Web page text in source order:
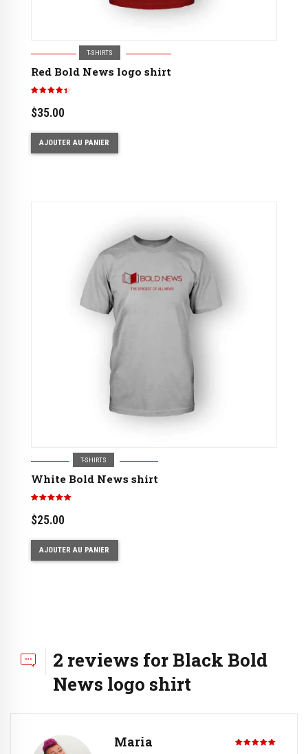
T-SHIRTS
Red Bold News logo shirt
Note
sur 5
$35.00
AJOUTER AU PANIER
T-SHIRTS
White Bold News shirt
Note
sur 5
$25.00
AJOUTER AU PANIER
2 reviews for Black Bold
News logo shirt
Maria out of 5